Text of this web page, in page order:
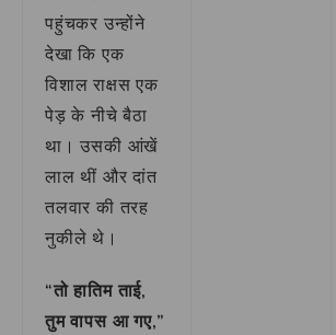
पहुंचकर उन्होंने
देखा कि एक
विशाल राक्षस एक
पेड़ के नीचे बैठा
था। उसकी आंखें
लाल थीं और दांत
तलवार की तरह
नुकीले थे।
“तो हातिम ताई,
तुम वापस आ गए,”